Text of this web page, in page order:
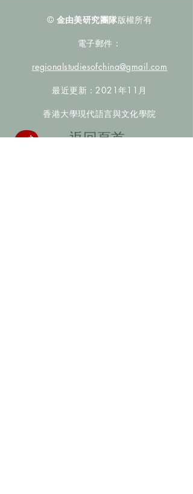
© 金由美研究團隊版權所有
電子郵件：
regionalstudiesofchina@gmail.com
最近更新：2021年11月
香港大學現代語言與文化學院
​返回頁首